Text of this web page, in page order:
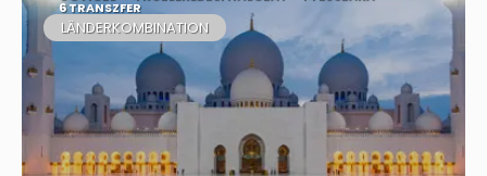
6 TRANSZFER
LÄNDERKOMBINATION